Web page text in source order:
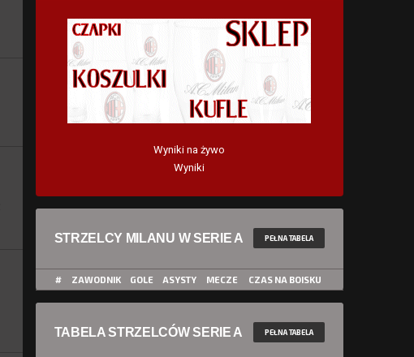
Wyniki na żywo
Wyniki
STRZELCY MILANU W SERIE A PEŁNA TABELA
# ZAWODNIK GOLE ASYSTY MECZE CZAS NA BOISKU
TABELA STRZELCÓW SERIE A PEŁNA TABELA